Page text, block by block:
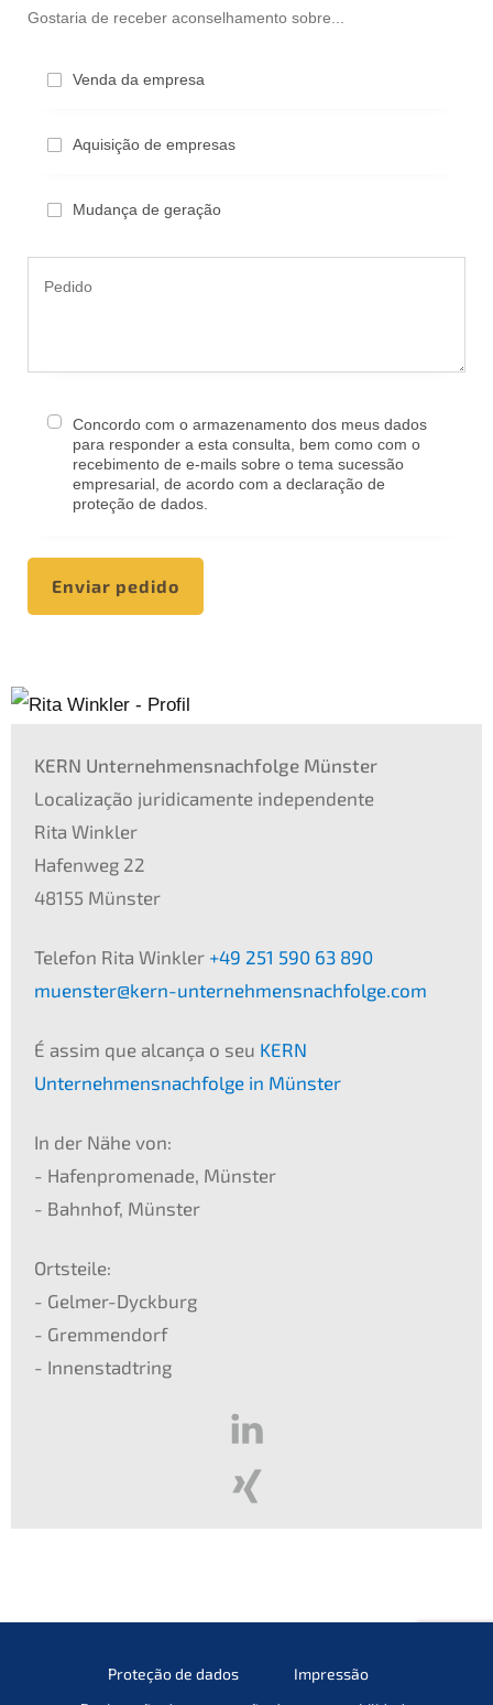
Gostaria de receber aconselhamento sobre...
Venda da empresa
Aquisição de empresas
Mudança de geração
Concordo com o armazenamento dos meus dados
para responder a esta consulta, bem como com o
recebimento de e-mails sobre o tema sucessão
empresarial, de acordo com a declaração de
proteção de dados.
Enviar pedido
KERN Unternehmensnachfolge Münster
Localização juridicamente independente
Rita Winkler
Hafenweg 22
48155 Münster
Telefon Rita Winkler +49 251 590 63 890
muenster@kern-unternehmensnachfolge.com
É assim que alcança o seu KERN
Unternehmensnachfolge in Münster
In der Nähe von:
- Hafenpromenade, Münster
- Bahnhof, Münster
Ortsteile:
- Gelmer-Dyckburg
- Gremmendorf
- Innenstadtring
Proteção de dados
Impressão